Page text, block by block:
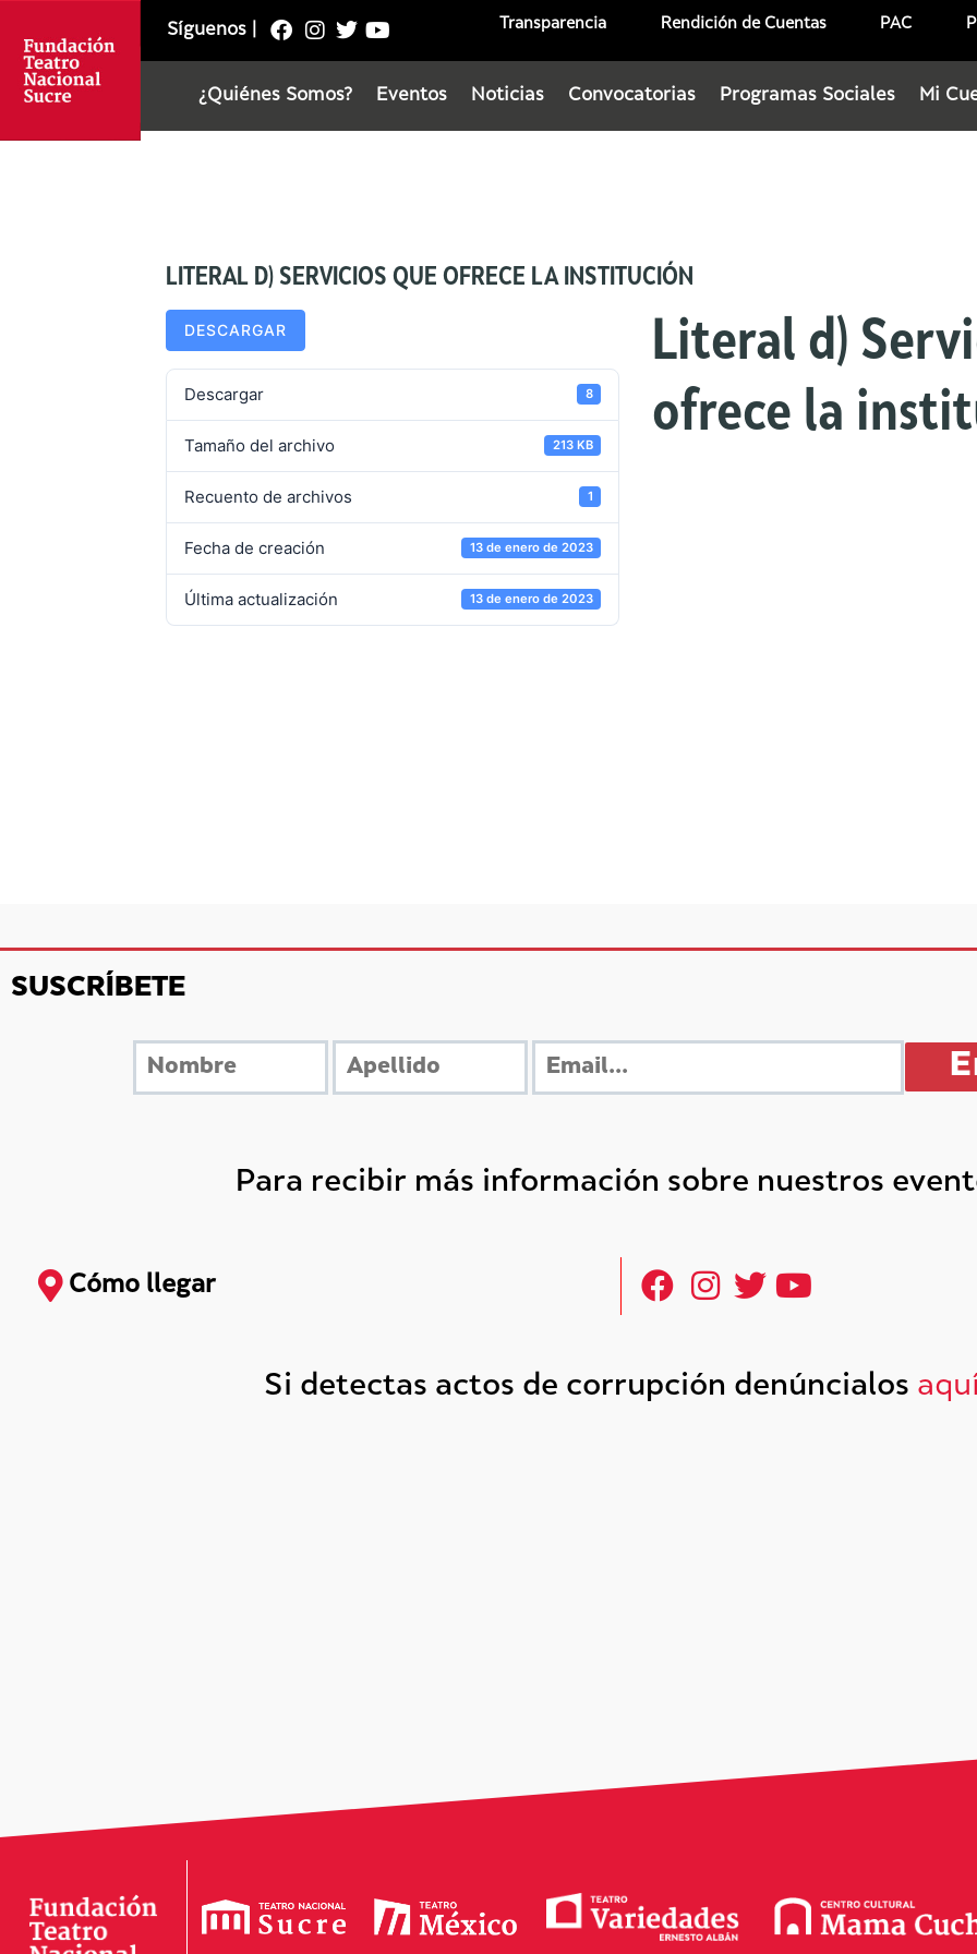
Síguenos Transparencia Rendición de Cuentas PAC
¿Quiénes Somos? Eventos Noticias Convocatorias Programas Sociales Mi
LITERAL D) SERVICIOS QUE OFRECE LA INSTITUCIÓN
DESCARGAR
Descargar 8
Tamaño del archivo 213 KB
Recuento de archivos 1
Fecha de creación 13 de enero de 2023
Última actualización 13 de enero de 2023
Literal d)
ofrece la
SUSCRÍBETE
Para recibir más información sobre nuestros
Cómo llegar
Si detectas actos de corrupción denúncialos aquí